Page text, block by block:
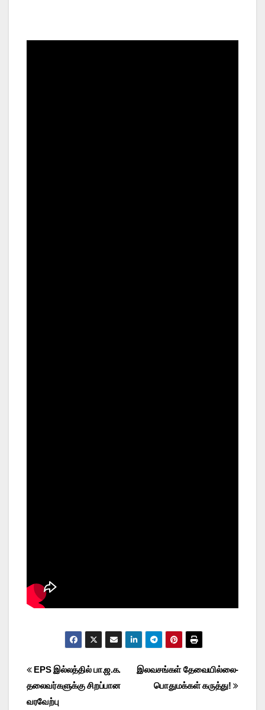
Post
navigation
இலவசங்கள் தேவையில்லை-
பொதுமக்கள் கருத்து!
EPS இல்லத்தில் பா.ஜ.க.
தலைவர்களுக்கு சிறப்பான
வரவேற்பு